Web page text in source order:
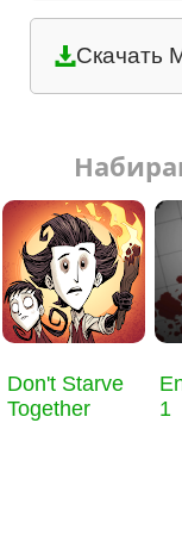
Скачать
Don't Starve
Together
1